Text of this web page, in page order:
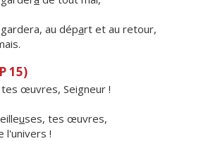
au départ et au retour,
15)
œuvres, Seigneur !
uses, tes œuvres,
l'univers !